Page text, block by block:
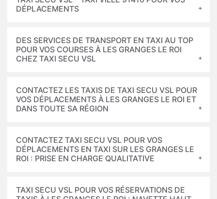
DÉPLACEMENTS
DES SERVICES DE TRANSPORT EN TAXI AU TOP
POUR VOS COURSES À LES GRANGES LE ROI
CHEZ TAXI SECU VSL
CONTACTEZ LES TAXIS DE TAXI SECU VSL POUR
VOS DÉPLACEMENTS À LES GRANGES LE ROI ET
DANS TOUTE SA RÉGION
CONTACTEZ TAXI SECU VSL POUR VOS
DÉPLACEMENTS EN TAXI SUR LES GRANGES LE
ROI : PRISE EN CHARGE QUALITATIVE
TAXI SECU VSL POUR VOS RÉSERVATIONS DE